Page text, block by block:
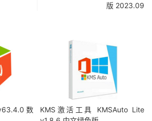
版 2023.09
数
KMS激活工具 KMSAuto Lite